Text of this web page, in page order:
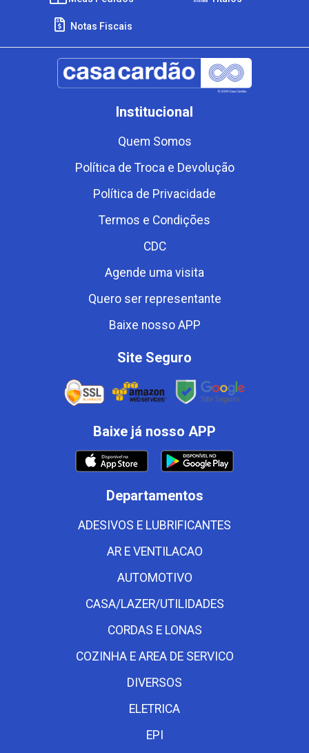
Notas Fiscais
Institucional
Quem Somos
Política de Troca e Devolução
Política de Privacidade
Termos e Condições
CDC
Agende uma visita
Quero ser representante
Baixe nosso APP
Site Seguro
Baixe já nosso APP
Departamentos
ADESIVOS E LUBRIFICANTES
AR E VENTILACAO
AUTOMOTIVO
CASA/LAZER/UTILIDADES
CORDAS E LONAS
COZINHA E AREA DE SERVICO
DIVERSOS
ELETRICA
EPI